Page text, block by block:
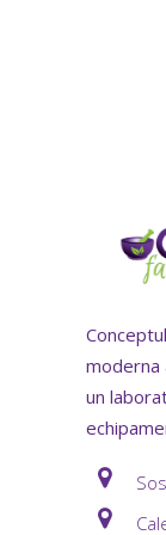
moderna
un